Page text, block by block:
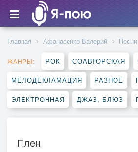
Главная Афанасенко Валерий Песни
ЖАНРЫ: РОК СОАВТОРСКАЯ
МЕЛОДЕКЛАМАЦИЯ РАЗНОЕ
ЭЛЕКТРОННАЯ ДЖАЗ, БЛЮЗ
Плен